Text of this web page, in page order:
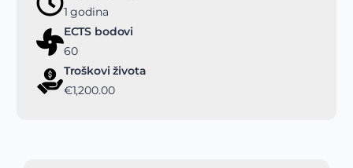
1 godina
ECTS bodovi
60
Troškovi života
€1,200.00